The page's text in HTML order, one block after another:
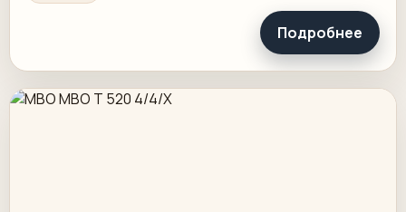
Подробнее